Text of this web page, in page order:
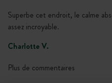
Superbe cet endroit, le calme
assez incroyable.
Charlotte V.
Plus de commentaires